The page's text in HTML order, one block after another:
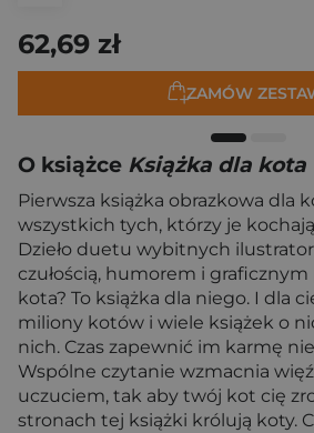
62,69 zł
ZAMÓW
O książce Książka dla kota
Pierwsza książka obrazkowa dla
wszystkich tych, którzy je
Dzieło duetu wybitnych
czułością, humorem i graficznym
kota? To książka dla niego. I dla
miliony kotów i wiele książek o
nich. Czas zapewnić im karmę
Wspólne czytanie wzmacnia
uczuciem, tak aby twój kot cię
stronach tej książki królują koty.